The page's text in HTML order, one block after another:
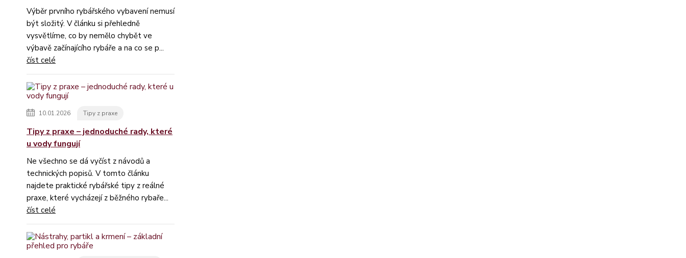
Výběr prvního rybářského vybavení nemusí
být složitý. V článku si přehledně
vysvětlíme, co by nemělo chybět ve
výbavě začínajícího rybáře a na co se p...
číst celé
10.01.2026 Tipy z praxe
Tipy z praxe – jednoduché rady, které
u vody fungují
Ne všechno se dá vyčíst z návodů a
technických popisů. V tomto článku
najdete praktické rybářské tipy z reálné
praxe, které vycházejí z běžného rybaře...
číst celé